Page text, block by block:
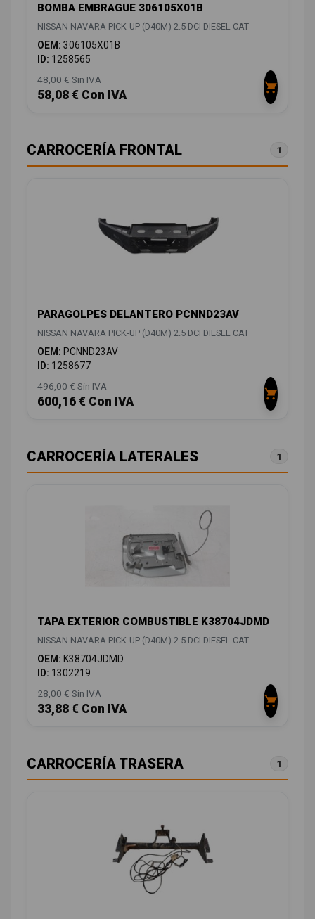
BOMBA EMBRAGUE 306105X01B
NISSAN NAVARA PICK-UP (D40M) 2.5 DCI DIESEL CAT
OEM: 306105X01B
ID: 1258565
48,00 € Sin IVA
58,08 € Con IVA
CARROCERÍA FRONTAL 1
PARAGOLPES DELANTERO PCNND23AV
NISSAN NAVARA PICK-UP (D40M) 2.5 DCI DIESEL CAT
OEM: PCNND23AV
ID: 1258677
496,00 € Sin IVA
600,16 € Con IVA
CARROCERÍA LATERALES 1
TAPA EXTERIOR COMBUSTIBLE K38704JDMD
NISSAN NAVARA PICK-UP (D40M) 2.5 DCI DIESEL CAT
OEM: K38704JDMD
ID: 1302219
28,00 € Sin IVA
33,88 € Con IVA
CARROCERÍA TRASERA 1